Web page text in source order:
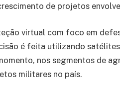
de projetos
virtual com foco em
é feita utilizando
nos segmentos de
militares no país.